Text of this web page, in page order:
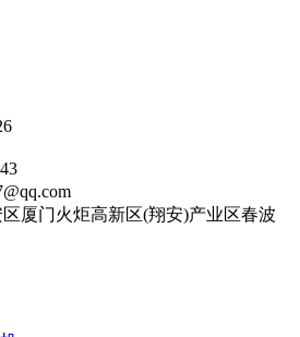
厦门火炬高新区(翔安)产业区春波